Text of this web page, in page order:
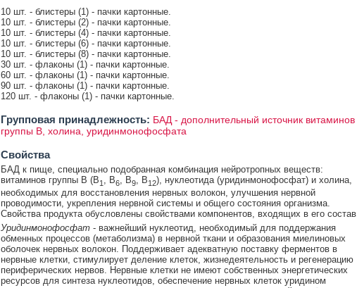
10 шт. - блистеры (1) - пачки картонные.
10 шт. - блистеры (2) - пачки картонные.
10 шт. - блистеры (4) - пачки картонные.
10 шт. - блистеры (6) - пачки картонные.
10 шт. - блистеры (8) - пачки картонные.
30 шт. - флаконы (1) - пачки картонные.
60 шт. - флаконы (1) - пачки картонные.
90 шт. - флаконы (1) - пачки картонные.
120 шт. - флаконы (1) - пачки картонные.
Групповая принадлежность: БАД - дополнительный источник витаминов
группы В, холина, уридинмонофосфата
Свойства
БАД к пище, специально подобранная комбинация нейротропных веществ:
витаминов группы В (В1 , В6, В9, В12), нуклеотида (уридинмонофосфат) и холина,
необходимых для восстановления нервных волокон, улучшения нервной
проводимости, укрепления нервной системы и общего состояния организма.
Свойства продукта обусловлены свойствами компонентов, входящих в его состав.
Уридинмонофосфат- важнейший нуклеотид, необходимый для поддержания
обменных процессов (метаболизма) в нервной ткани и образования миелиновых
оболочек нервных волокон. Поддерживает адекватную поставку ферментов в
нервные клетки, стимулирует деление клеток, жизнедеятельность и регенерацию
периферических нервов. Нервные клетки не имеют собственных энергетических
ресурсов для синтеза нуклеотидов, обеспечение нервных клеток уридином